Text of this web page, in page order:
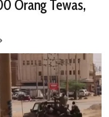
Orang Tewas,